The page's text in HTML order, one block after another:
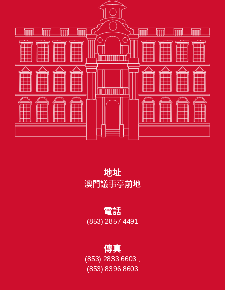
地址
澳門議事亭前地
電話
(853) 2857 4491
傳真
(853) 2833 6603 ;
(853) 8396 8603